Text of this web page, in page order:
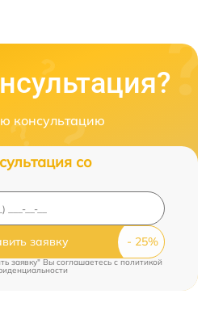
консультацию
со
заявку
заявку" Вы соглашаетесь cполитикой